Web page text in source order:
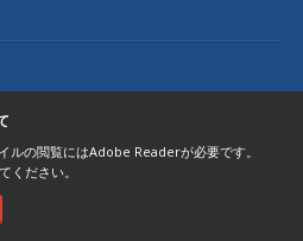
ルの閲覧にはAdobe Readerが必要です。
ください。